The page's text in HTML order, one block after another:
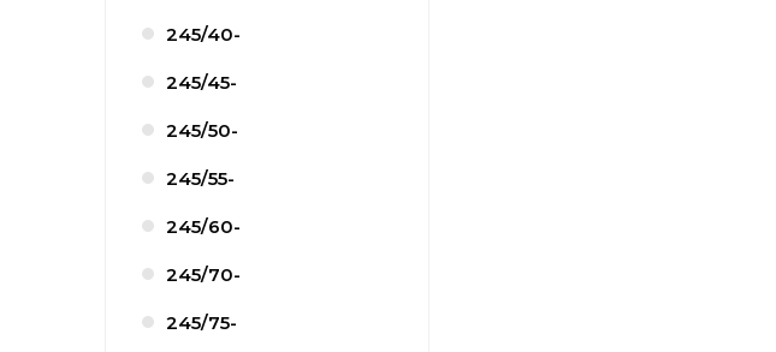
245/40-
245/45-
245/50-
245/55-
245/60-
245/70-
245/75-